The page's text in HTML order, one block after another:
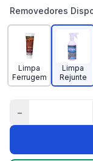
Removedores
Limpa
Ferrugem
Limpa
Rejunte
−